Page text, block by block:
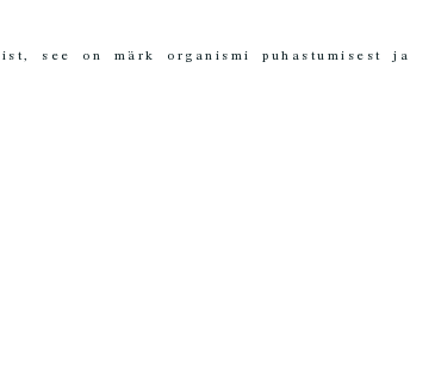
see on märk organismi puhastumisest ja